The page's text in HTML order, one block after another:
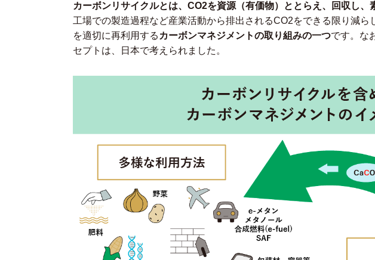
カーボンリサイクルとは、CO2を資源（有価物）ととらえ、回収し、
工場での製造過程など産業活動から排出されるCO2をできる限り減ら
を適切に再利用する カーボンマネジメントの取り組みの一つです。な
セプトは、日本で考えられました。